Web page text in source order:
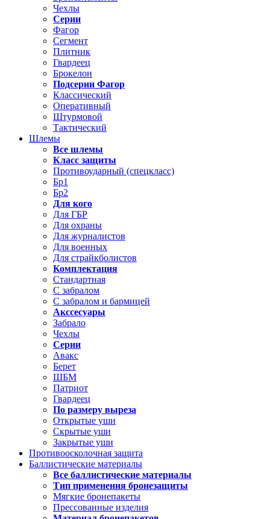
Чехлы
Серии
Фагор
Сегмент
Плитник
Гвардеец
Брокелон
Подсерии Фагор
Классический
Оперативный
Штурмовой
Тактический
Шлемы
Все шлемы
Класс защиты
Противоударный (спецкласс)
Бр1
Бр2
Для кого
Для ГБР
Для охраны
Для журналистов
Для военных
Для страйкболистов
Комплектация
Стандартная
С забралом
С забралом и бармицей
Акссесуары
Забрало
Чехлы
Серии
Авакс
Берет
ШБМ
Патриот
Гвардеец
По размеру выреза
Открытые уши
Скрытые уши
Закрытые уши
Противоосколочная защита
Баллистические материалы
Все баллистические материалы
Тип применения бронезащиты
Мягкие бронепакеты
Прессованные изделия